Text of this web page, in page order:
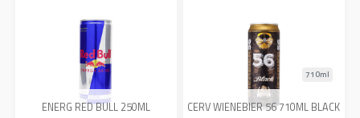
ENERG RED BULL 250ML CERV WIENEBIER 56 710ML BLACK
710ml